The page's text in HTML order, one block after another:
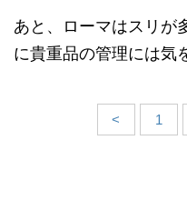
あと、ローマはスリが
に貴重品の管理には気
< 1